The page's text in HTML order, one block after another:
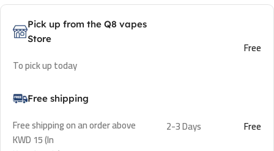
Pick up from the Q8 vapes
Store
To pick up today
Free
Free shipping
Free shipping on an order above
KWD 15 (In
2-3 Days Free